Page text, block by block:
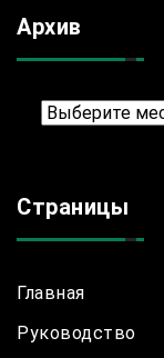
Архив
Архив
Страницы
Главная
Руководство